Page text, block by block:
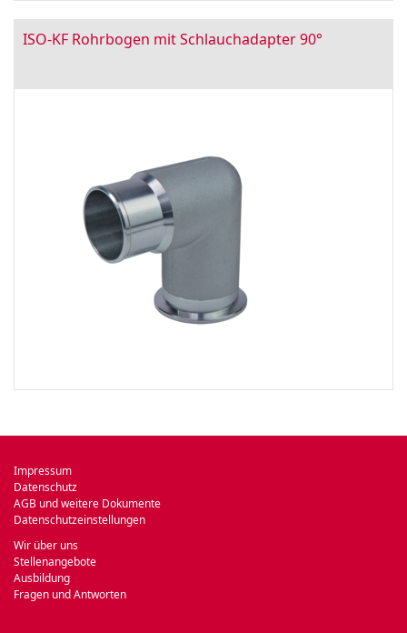
ISO-KF Rohrbogen mit Schlauchadapter 90°
Impressum
Datenschutz
AGB und weitere Dokumente
Datenschutzeinstellungen
Wir über uns
Stellenangebote
Ausbildung
Fragen und Antworten